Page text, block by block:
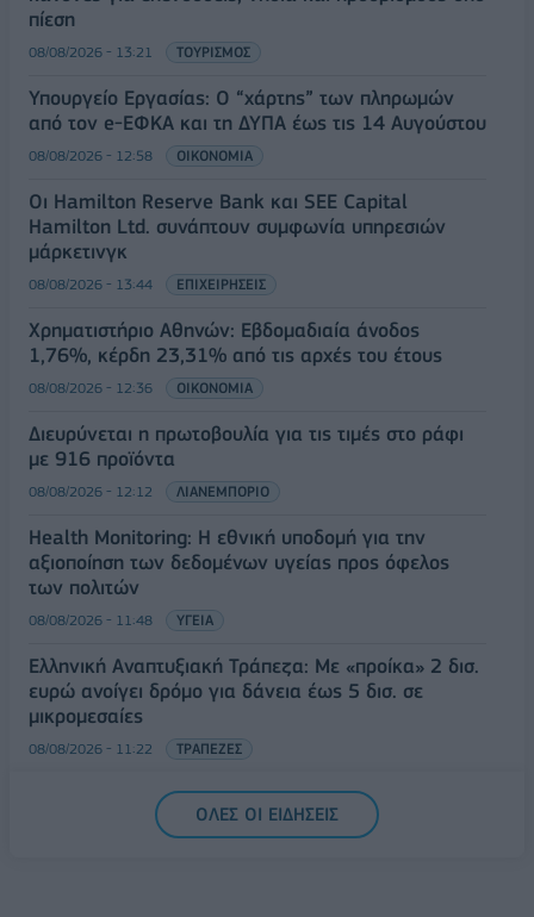
πίεση
08/08/2026 - 13:21 ΤΟΥΡΙΣΜΟΣ
Υπουργείο Εργασίας: Ο “χάρτης” των πληρωμών
από τον e-ΕΦΚΑ και τη ΔΥΠΑ έως τις 14 Αυγούστου
08/08/2026 - 12:58 ΟΙΚΟΝΟΜΙΑ
Οι Hamilton Reserve Bank και SEE Capital
Hamilton Ltd. συνάπτουν συμφωνία υπηρεσιών
μάρκετινγκ
08/08/2026 - 13:44 ΕΠΙΧΕΙΡΗΣΕΙΣ
Χρηματιστήριο Αθηνών: Εβδομαδιαία άνοδος
1,76%, κέρδη 23,31% από τις αρχές του έτους
08/08/2026 - 12:36 ΟΙΚΟΝΟΜΙΑ
Διευρύνεται η πρωτοβουλία για τις τιμές στο ράφι
με 916 προϊόντα
08/08/2026 - 12:12 ΛΙΑΝΕΜΠΟΡΙΟ
Health Monitoring: Η εθνική υποδομή για την
αξιοποίηση των δεδομένων υγείας προς όφελος
των πολιτών
08/08/2026 - 11:48 ΥΓΕΙΑ
Ελληνική Αναπτυξιακή Τράπεζα: Με «προίκα» 2 δισ.
ευρώ ανοίγει δρόμο για δάνεια έως 5 δισ. σε
μικρομεσαίες
08/08/2026 - 11:22 ΤΡΑΠΕΖΕΣ
5G παντού, 6G στον ορίζοντα: Πού βρίσκεται η
Ελλάδα στη μεγάλη τεχνολογική μετάβαση
ΟΛΕΣ ΟΙ ΕΙΔΗΣΕΙΣ